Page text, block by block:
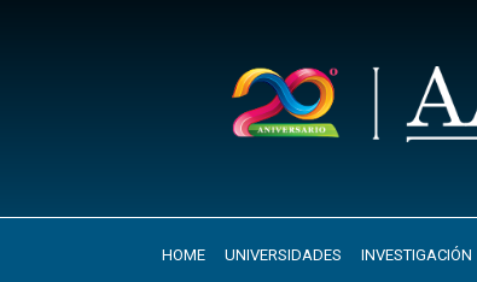
HOME UNIVERSIDADES INVESTIGACIÓN